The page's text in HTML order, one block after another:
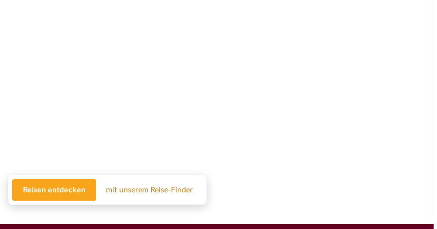
Reisen entdecken mit unserem Reise-Finder